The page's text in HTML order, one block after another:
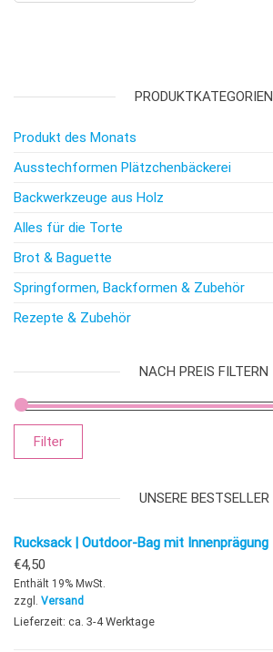
PRODUKTKATEGORIEN
Produkt des Monats
Ausstechformen Plätzchenbäckerei
Backwerkzeuge aus Holz
Alles für die Torte
Brot & Baguette
Springformen, Backformen & Zubehör
Rezepte & Zubehör
NACH PREIS FILTERN
Filter
UNSERE BESTSELLER
Rucksack | Outdoor-Bag mit Innenprägung
€4,50
Enthält 19% MwSt.
zzgl. Versand
Lieferzeit: ca. 3-4 Werktage